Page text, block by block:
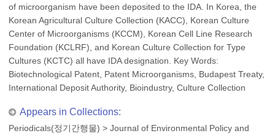
of microorganism have been deposited to the IDA. In Korea, the
Korean Agricultural Culture Collection (KACC), Korean Culture
Center of Microorganisms (KCCM), Korean Cell Line Research
Foundation (KCLRF), and Korean Culture Collection for Type
Cultures (KCTC) all have IDA designation. Key Words:
Biotechnological Patent, Patent Microorganisms, Budapest Treaty,
International Deposit Authority, Bioindustry, Culture Collection
Appears in Collections:
Periodicals(정기간행물) > Journal of Environmental Policy and